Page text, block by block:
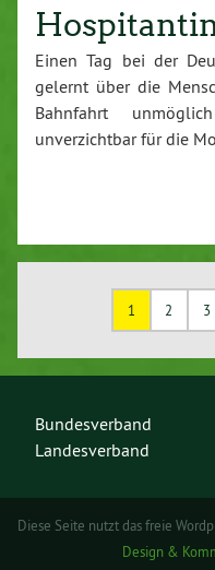
Einen Tag bei der
gelernt über die
Bahnfahrt
unverzichtbar für die
1 2 3
Bundesverband
Landesverband
Diese Seite nutzt das freie
Design &